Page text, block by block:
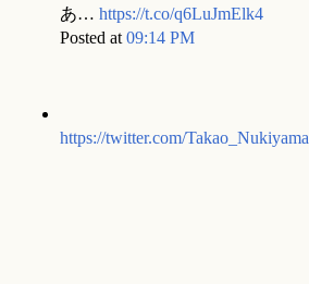
あ… https://t.co/q6LuJmElk4
Posted at 09:14 PM
https://twitter.com/Takao_Nukiyama